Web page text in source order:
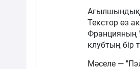
Ағылшындық
Текстор өз
Францияның
клубтың бір
Мәселе —